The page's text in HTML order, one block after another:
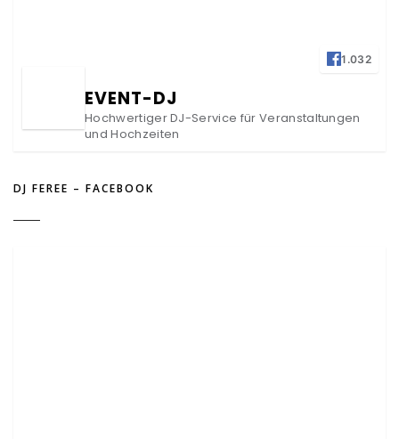
1.032
EVENT-DJ
Hochwertiger DJ-Service für Veranstaltungen
und Hochzeiten
DJ FEREE – FACEBOOK